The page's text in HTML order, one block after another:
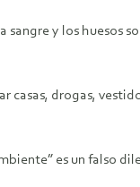
y los huesos
drogas,
es un falso